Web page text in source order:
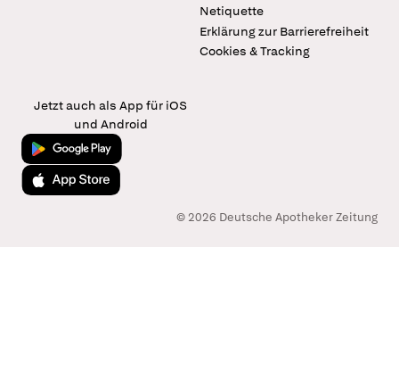
Netiquette
Erklärung zur Barrierefreiheit
Cookies & Tracking
Jetzt auch als App für iOS
und Android
Jetzt bei Google Play
Laden im App Store
© 2026 Deutsche Apotheker Zeitung